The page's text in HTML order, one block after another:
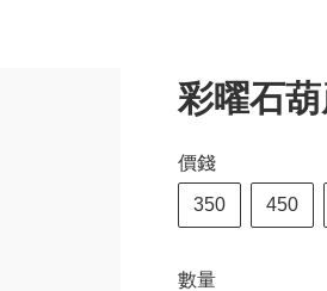
彩曜石
價錢
350 450
數量